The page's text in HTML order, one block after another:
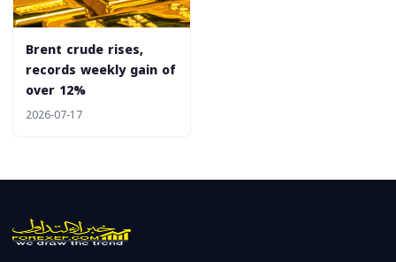
‎Brent crude rises,
records weekly gain of
over 12%
2026-07-17